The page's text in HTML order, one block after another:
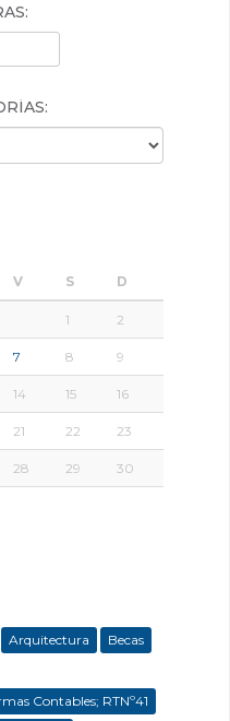
V S D
1 2
7 8 9
14 15 16
21 22 23
28 29 30
Arquitectura
Becas
Contables; RTNº41